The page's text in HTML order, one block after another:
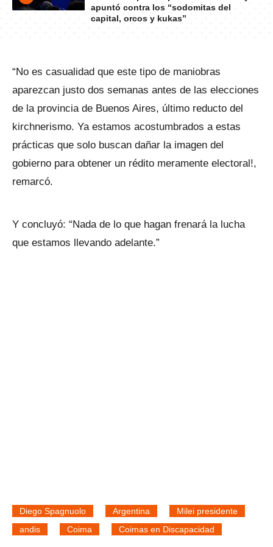
apuntó contra los “sodomitas del
capital, orcos y kukas”
“No es casualidad que este tipo de maniobras
aparezcan justo dos semanas antes de las elecciones
de la provincia de Buenos Aires, último reducto del
kirchnerismo. Ya estamos acostumbrados a estas
prácticas que solo buscan dañar la imagen del
gobierno para obtener un rédito meramente electoral!,
remarcó.
Y concluyó: “Nada de lo que hagan frenará la lucha
que estamos llevando adelante.”
Diego Spagnuolo Argentina
Milei presidente
andis
Coima Coimas en Discapacidad